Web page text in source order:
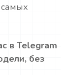
самых
в Telegram
без